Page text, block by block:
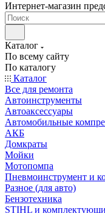
Интернет-магазин
Каталог
По всему сайту
По каталогу
Каталог
Все для ремонта
Автоинструменты
Автоаксессуары
Автомобильные
АКБ
Домкраты
Мойки
Мотопомпа
Пневмоинструмент и
Разное (для авто)
Бензотехника
STIHL и